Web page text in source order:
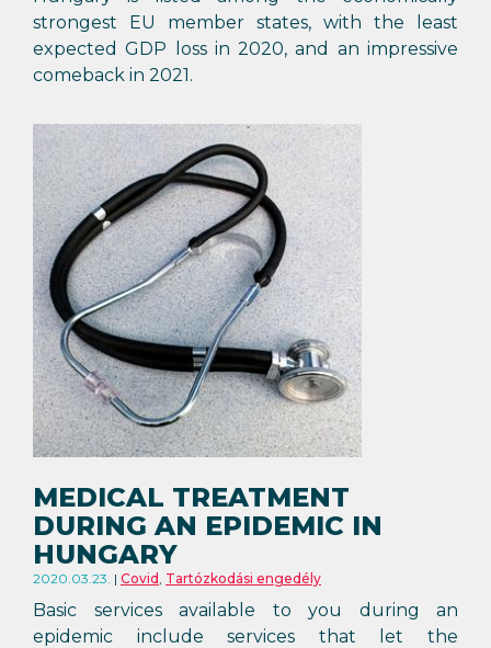
strongest EU member states, with the least
expected GDP loss in 2020, and an impressive
comeback in 2021.
MEDICAL TREATMENT
DURING AN EPIDEMIC IN
HUNGARY
2020.03.23. Covid, Tartózkodási engedély
Basic services available to you during an
epidemic include services that let the